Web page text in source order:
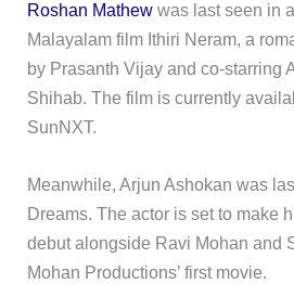
Roshan Mathew was last seen in
Malayalam film Ithiri Neram, a
by Prasanth Vijay and co-starring
Shihab. The film is currently
SunNXT.
Meanwhile, Arjun Ashokan was
Dreams. The actor is set to make
debut alongside Ravi Mohan and
Mohan Productions’ first movie.